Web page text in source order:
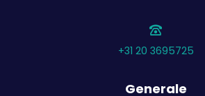
+31 20 3695725
Generale